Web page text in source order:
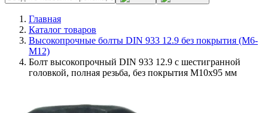
Главная
Каталог товаров
Высокопрочные болты DIN 933 12.9 без покрытия (M6-
M12)
Болт высокопрочный DIN 933 12.9 с шестигранной
головкой, полная резьба, без покрытия M10x95 мм